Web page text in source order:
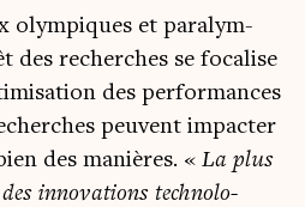
olym­piques et para­lym­
des recherches se foca­lise
des per­for­mances
peuvent impac­ter
des manières. « La plus
inno­va­tions tech­no­lo­